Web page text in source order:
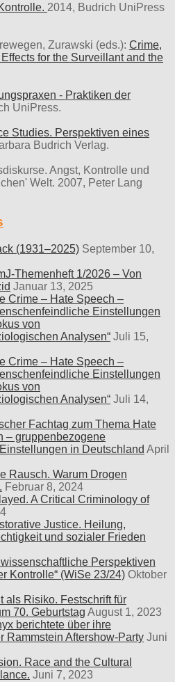
2014, Budrich UniPress
Zurawski (eds.): Crime,
for the Surveillant and the
- Praktiken der
UniPress.
Studies. Perspektiven eines
Budrich Verlag.
Angst, Kontrolle und
Welt. 2007, Peter Lang
(1931–2025) September 10,
Themenheft 1/2026 – Von
Januar 13, 2025
Crime – Hate Speech –
Einstellungen
von
Analysen“ Juli 15,
Crime – Hate Speech –
Einstellungen
von
Analysen“ Juli 14,
Fachtag zum Thema Hate
– gruppenbezogene
in Deutschland April
Rausch. Warum Drogen
Februar 8, 2024
A Critical Criminology of
Justice. Heilung,
und sozialer Frieden
Perspektiven
Kontrolle“ (WiSe 23/24) Oktober
als Risiko. Festschrift für
70. Geburtstag August 1, 2023
berichtete über ihre
Rammstein Aftershow-Party Juni
Race and the Cultural
Juni 7, 2023